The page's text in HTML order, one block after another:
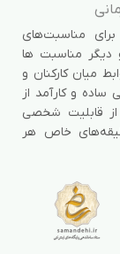
مناسبت‌های
دیگر مناسبت ها
میان کارکنان و
ساده و کارآمد از
از قابلیت شخصی
خاص هر